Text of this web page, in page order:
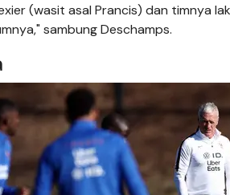
(wasit asal Prancis) dan timnya
sambung Deschamps.